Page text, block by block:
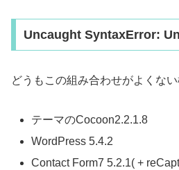
Uncaught SyntaxError:
どうもこの組み合わせがよくない
テーマのCocoon2.2.1.8
WordPress 5.4.2
Contact Form7 5.2.1( +